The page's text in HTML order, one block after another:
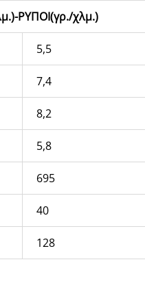
ΡΥΠΟΙ(γρ./χλμ.)
5,5
7,4
8,2
5,8
695
40
128